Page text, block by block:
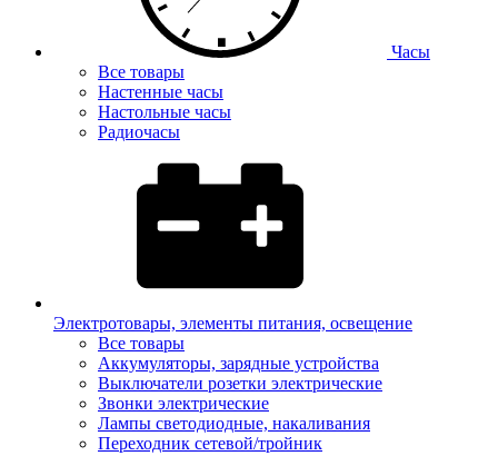
Часы
Все товары
Настенные часы
Настольные часы
Радиочасы
Электротовары, элементы питания, освещение
Все товары
Аккумуляторы, зарядные устройства
Выключатели розетки электрические
Звонки электрические
Лампы светодиодные, накаливания
Переходник сетевой/тройник